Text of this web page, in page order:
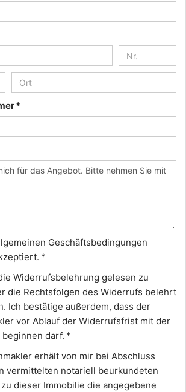
*
Geschäftsbedingungen
*
Widerrufsbelehrung gelesen zu
die Rechtsfolgen des Widerrufs belehrt
Ich bestätige außerdem, dass der
vor Ablauf der Widerrufsfrist mit der
darf. *
erhält von mir bei Abschluss
vermittelten notariell beurkundeten
dieser Immobilie die angegebene